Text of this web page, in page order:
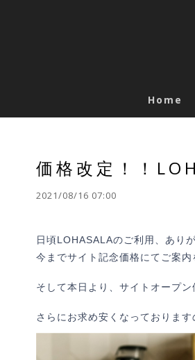
Home
価格改定！！
2021/08/16 07:00
日頃LOHASALAのご利用、あり
今までサイト記念価格にてご案
そして本日より、サイトオープ
さらにお求め安くなっておりま